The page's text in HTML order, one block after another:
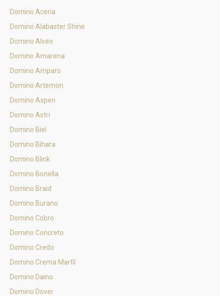
Domino Aceria
Domino Alabaster Shine
Domino Alveo
Domino Amarena
Domino Amparo
Domino Artemon
Domino Aspen
Domino Astri
Domino Biel
Domino Bihara
Domino Blink
Domino Bonella
Domino Braid
Domino Burano
Domino Cobro
Domino Concreto
Domino Credo
Domino Crema Marfil
Domino Daino
Domino Dover